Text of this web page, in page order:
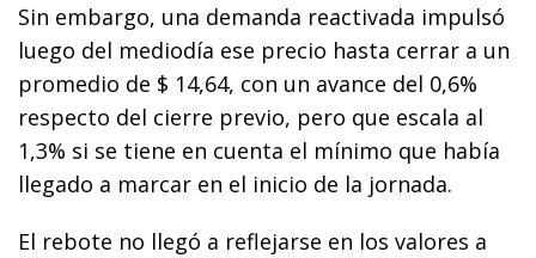
Sin embargo, una demanda reactivada impulsó
luego del mediodía ese precio hasta cerrar a un
promedio de $ 14,64, con un avance del 0,6%
respecto del cierre previo, pero que escala al
1,3% si se tiene en cuenta el mínimo que había
llegado a marcar en el inicio de la jornada.
El rebote no llegó a reflejarse en los valores a